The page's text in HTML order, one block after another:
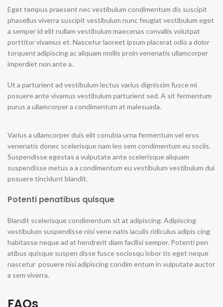
Eget tempus praesent nec vestibulum condimentum dis suscipit
phasellus viverra suscipit vestibulum nunc feugiat vestibulum eget
a semper id elit nullam vestibulum maecenas convallis volutpat
porttitor vivamus et. Nascetur laoreet ipsum placerat odio a dolor
torquent adipiscing ac aliquam mollis proin venenatis ullamcorper
imperdiet non ante a.
Ut a parturient ad vestibulum lectus varius dignissim fusce mi
posuere ante vivamus vestibulum parturient sed. A sit fermentum
purus a ullamcorper a condimentum at malesuada.
Varius a ullamcorper duis elit conubia urna fermentum vel eros
venenatis donec scelerisque nam leo sem condimentum eu sociis.
Suspendisse egestas a vulputate ante scelerisque aliquam
suspendisse metus a a condimentum eu vestibulum vestibulum dui
posuere tincidunt blandit.
Potenti penatibus quisque
Blandit scelerisque condimentum sit at adipiscing. Adipiscing
vestibulum suspendisse nisi vene natis iaculis ridiculus adipis cing
habitasse neque ad at hendrerit diam facilisi semper. Potenti pen
atibus quisque suspen disse fusce sociosqu lobor tis eget neque
nascetur posuere nisi adipiscing condim entum in vulputate auctor
a sem viverra.